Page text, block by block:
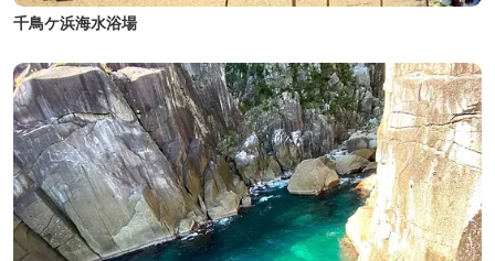
千鳥ケ浜海水浴場